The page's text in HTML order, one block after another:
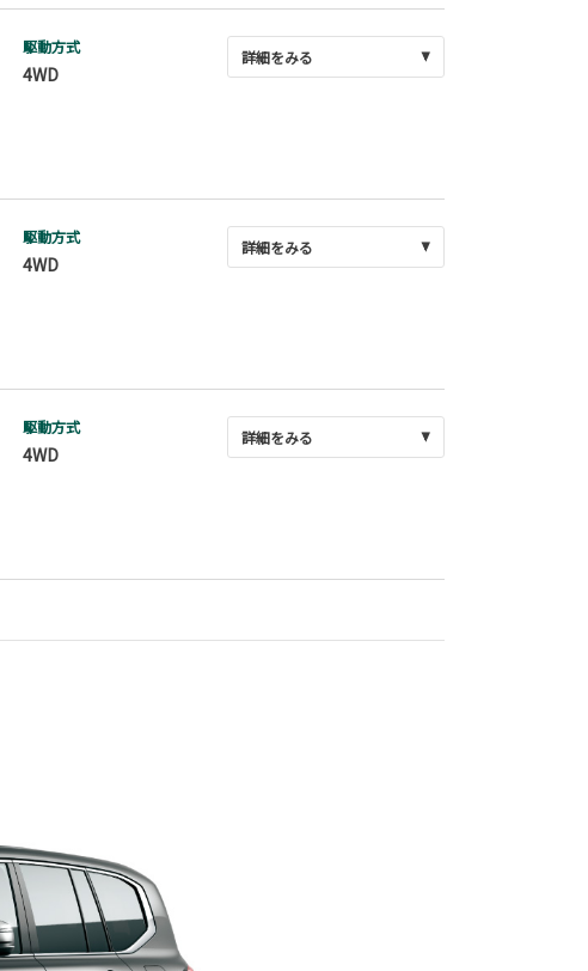
駆動方式
4WD
詳細をみる
駆動方式
4WD
詳細をみる
駆動方式
4WD
詳細をみる